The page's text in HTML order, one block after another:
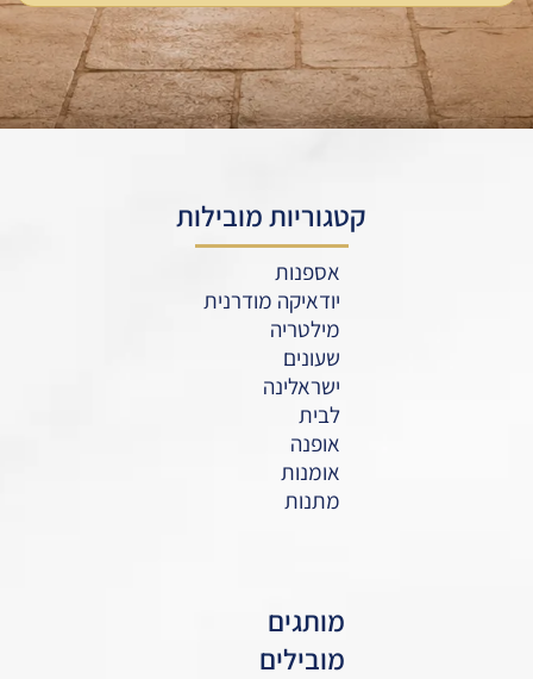
קטגוריות מובילות
אספנות
יודאיקה מודרנית
מילטריה
שעונים
ישראלינה
לבית
אופנה
אומנות
מתנות
מותגים
מובילים